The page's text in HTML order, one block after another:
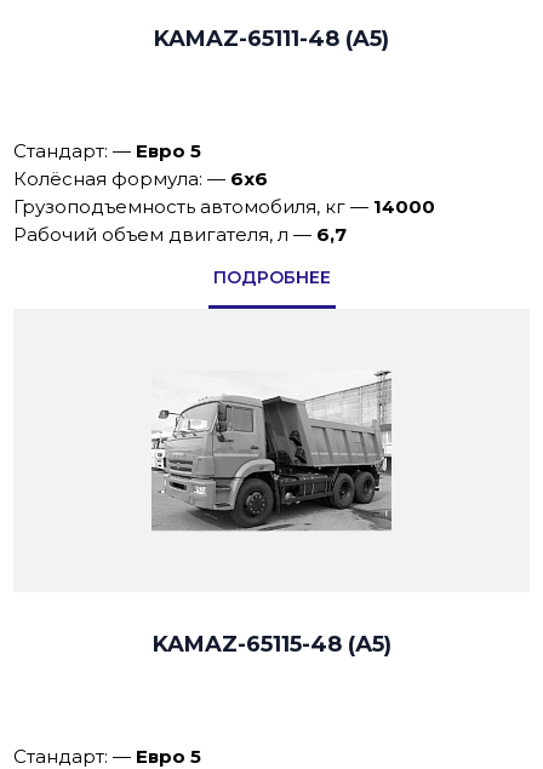
KAMAZ-65111-48 (A5)
Стандарт: — Евро 5
Колёсная формула: — 6х6
Грузоподъемность автомобиля, кг — 14000
Рабочий объем двигателя, л — 6,7
ПОДРОБНЕЕ
KAMAZ-65115-48 (А5)
Стандарт: — Евро 5